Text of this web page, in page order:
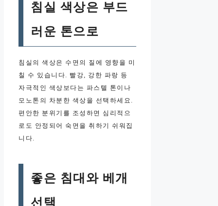
침실 색상은 부드
러운 톤으로
침실의 색상은 수면의 질에 영향을 미
칠 수 있습니다. 빨강, 강한 파랑 등
자극적인 색상보다는 파스텔 톤이나
모노톤의 차분한 색상을 선택하세요.
편안한 분위기를 조성하면 심리적으
로도 안정되어 숙면을 취하기 쉬워집
니다.
좋은 침대와 베개
선택